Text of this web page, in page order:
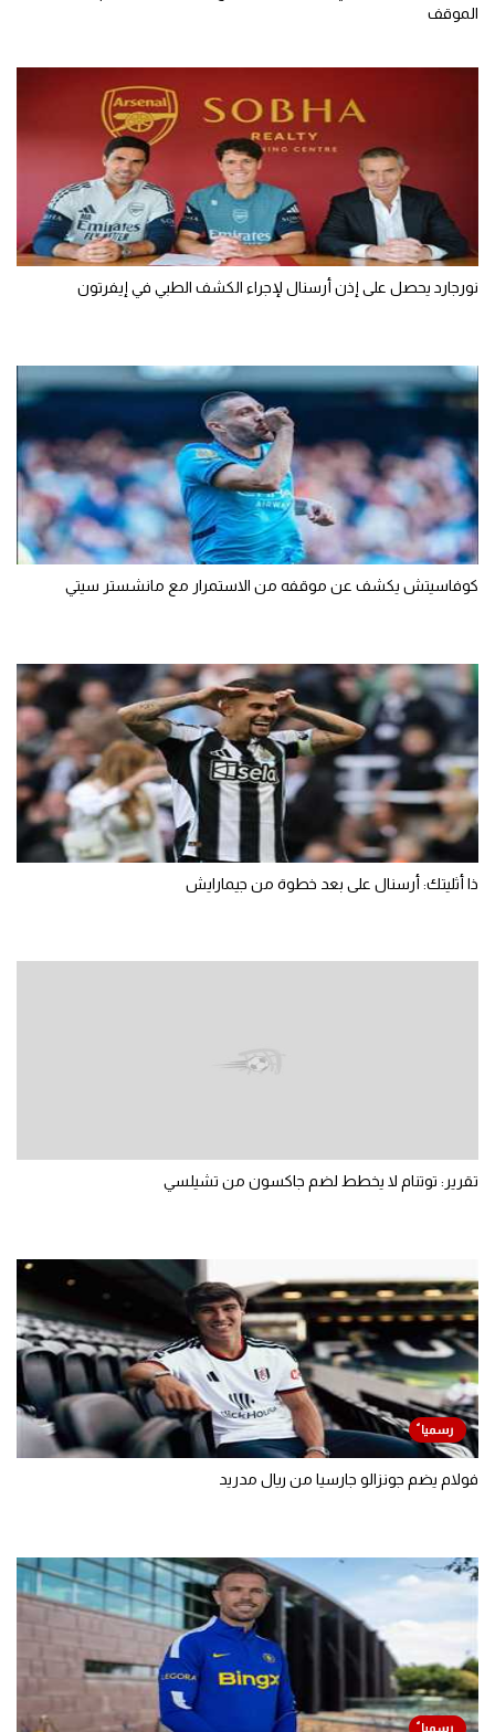
الموقف
نورجارد يحصل على إذن أرسنال لإجراء الكشف الطبي في إيفرتون
كوفاسيتش يكشف عن موقفه من الاستمرار مع مانشستر سيتي
ذا أثليتك: أرسنال على بعد خطوة من جيمارايش
تقرير: توتنام لا يخطط لضم جاكسون من تشيلسي
فولام يضم جونزالو جارسيا من ريال مدريد